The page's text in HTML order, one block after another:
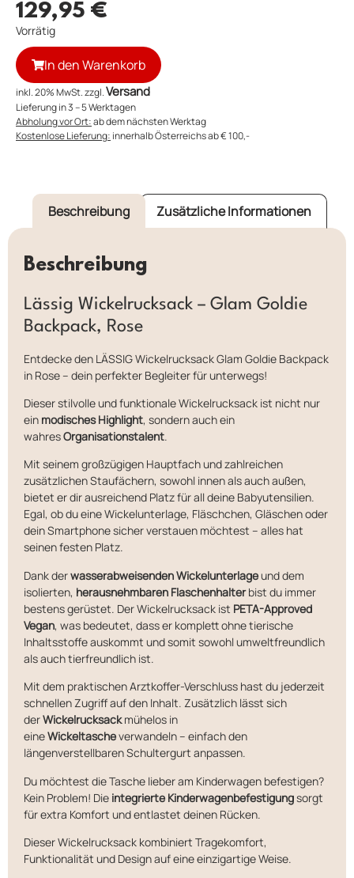
129,95 €
Vorrätig
In den Warenkorb
inkl. 20% MwSt. zzgl.Versand
Lieferung in 3 – 5 Werktagen
Abholung vor Ort:ab dem nächsten Werktag
Kostenlose Lieferung: innerhalb Österreichs ab € 100,-
Beschreibung Zusätzliche Informationen
Beschreibung
Lässig Wickelrucksack – Glam Goldie
Backpack, Rose
Entdecke den LÄSSIG Wickelrucksack Glam Goldie Backpack
in Rose – dein perfekter Begleiter für unterwegs!
Dieser stilvolle und funktionale Wickelrucksack ist nicht nur
ein modisches Highlight, sondern auch ein
wahresOrganisationstalent.
Mit seinem großzügigen Hauptfach und zahlreichen
zusätzlichen Staufächern, sowohl innen als auch außen,
bietet er dir ausreichend Platz für all deine Babyutensilien.
Egal, ob du eine Wickelunterlage, Fläschchen, Gläschen oder
dein Smartphone sicher verstauen möchtest – alles hat
seinen festen Platz.
Dank derwasserabweisenden Wickelunterlageund dem
isolierten, herausnehmbaren Flaschenhalterbist du immer
bestens gerüstet. Der Wickelrucksack ist PETA-Approved
Vegan, was bedeutet, dass er komplett ohne tierische
Inhaltsstoffe auskommt und somit sowohl umweltfreundlich
als auch tierfreundlich ist.
Mit dem praktischen Arztkoffer-Verschluss hast du jederzeit
schnellen Zugriff auf den Inhalt. Zusätzlich lässt sich
derWickelrucksackmühelos in
eineWickeltascheverwandeln – einfach den
längenverstellbaren Schultergurt anpassen.
Du möchtest die Tasche lieber am Kinderwagen befestigen?
Kein Problem! Die integrierte Kinderwagenbefestigungsorgt
für extra Komfort und entlastet deinen Rücken.
Dieser Wickelrucksack kombiniert Tragekomfort,
Funktionalität und Design auf eine einzigartige Weise.